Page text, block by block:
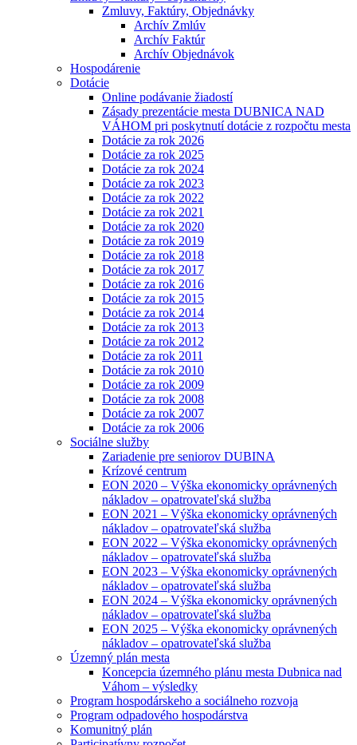
Zmluvy, Faktúry, Objednávky
Archív Zmlúv
Archív Faktúr
Archív Objednávok
Hospodárenie
Dotácie
Online podávanie žiadostí
Zásady prezentácie mesta DUBNICA NAD
VÁHOM pri poskytnutí dotácie z rozpočtu mesta
Dotácie za rok 2026
Dotácie za rok 2025
Dotácie za rok 2024
Dotácie za rok 2023
Dotácie za rok 2022
Dotácie za rok 2021
Dotácie za rok 2020
Dotácie za rok 2019
Dotácie za rok 2018
Dotácie za rok 2017
Dotácie za rok 2016
Dotácie za rok 2015
Dotácie za rok 2014
Dotácie za rok 2013
Dotácie za rok 2012
Dotácie za rok 2011
Dotácie za rok 2010
Dotácie za rok 2009
Dotácie za rok 2008
Dotácie za rok 2007
Dotácie za rok 2006
Sociálne služby
Zariadenie pre seniorov DUBINA
Krízové centrum
EON 2020 – Výška ekonomicky oprávnených
nákladov – opatrovateľská služba
EON 2021 – Výška ekonomicky oprávnených
nákladov – opatrovateľská služba
EON 2022 – Výška ekonomicky oprávnených
nákladov – opatrovateľská služba
EON 2023 – Výška ekonomicky oprávnených
nákladov – opatrovateľská služba
EON 2024 – Výška ekonomicky oprávnených
nákladov – opatrovateľská služba
EON 2025 – Výška ekonomicky oprávnených
nákladov – opatrovateľská služba
Územný plán mesta
Koncepcia územného plánu mesta Dubnica nad
Váhom – výsledky
Program hospodárskeho a sociálneho rozvoja
Program odpadového hospodárstva
Komunitný plán